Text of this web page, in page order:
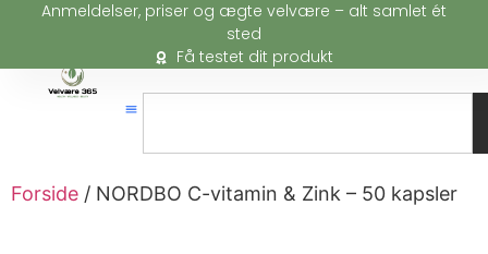
Anmeldelser, priser og ægte velvære – alt samlet ét
sted
Få testet dit produkt
Forside / NORDBO C-vitamin & Zink – 50 kapsler